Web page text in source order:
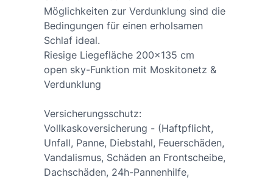
Möglichkeiten zur Verdunklung sind die
Bedingungen für einen erholsamen
Schlaf ideal.
Riesige Liegefläche 200x135 cm
open sky-Funktion mit Moskitonetz &
Verdunklung
Versicherungsschutz:
Vollkaskoversicherung - (Haftpflicht,
Unfall, Panne, Diebstahl, Feuerschäden,
Vandalismus, Schäden an Frontscheibe,
Dachschäden, 24h-Pannenhilfe,